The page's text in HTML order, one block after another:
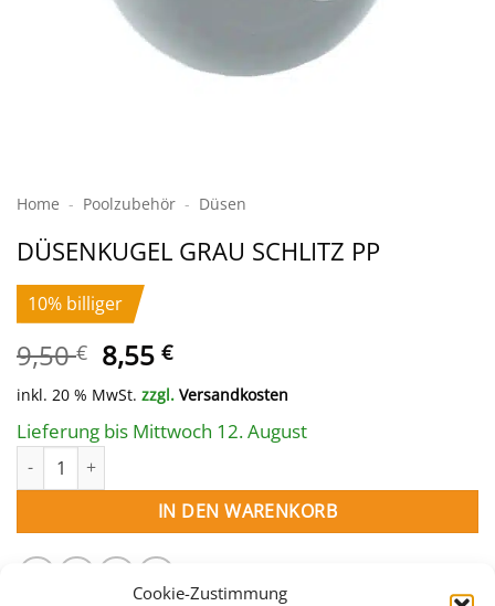
Cookie-Zustimmung
Home - Poolzubehör - Düsen
DÜSENKUGEL GRAU SCHLITZ PP
10% billiger
9,50€ Ursprünglicher
Preis
war:
9,50 €
8,55€Aktueller
Preis
ist:
8,55 €.
inkl. 20 % MwSt. zzgl. Versandkosten
Lieferung bis Mittwoch 12. August
DÜSENKUGEL GRAU SCHLITZ PP Menge
IN DEN WARENKORB